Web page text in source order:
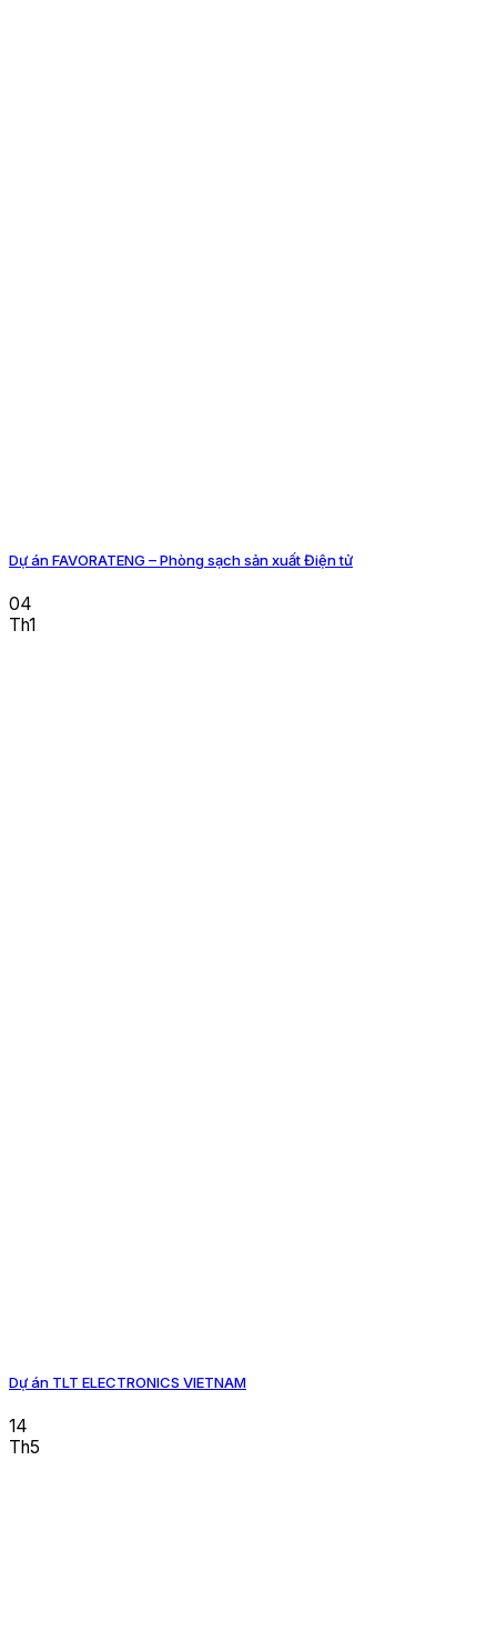
Dự án FAVORATENG – Phòng sạch sản xuất Điện tử
04
Th1
Dự án TLT ELECTRONICS VIETNAM
14
Th5